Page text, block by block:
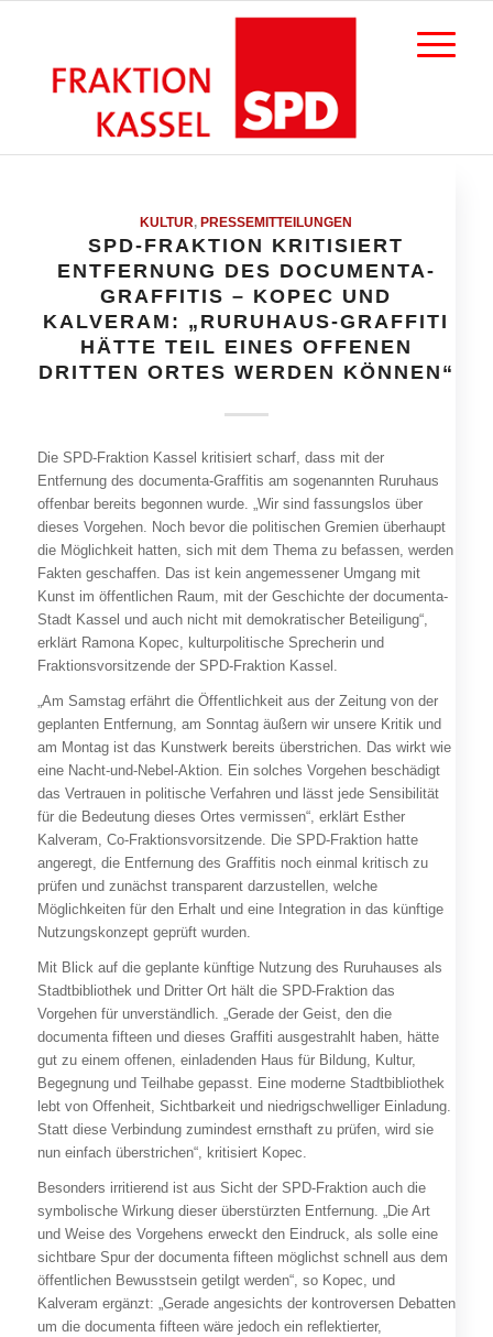
KULTUR,PRESSEMITTEILUNGEN
SPD-FRAKTION KRITISIERT
ENTFERNUNG DES DOCUMENTA-
GRAFFITIS – KOPEC UND
KALVERAM: „RURUHAUS-GRAFFITI
HÄTTE TEIL EINES OFFENEN
DRITTEN ORTES WERDEN KÖNNEN“
Die SPD-Fraktion Kassel kritisiert scharf, dass mit der
Entfernung des documenta-Graffitis am sogenannten Ruruhaus
offenbar bereits begonnen wurde. „Wir sind fassungslos über
dieses Vorgehen. Noch bevor die politischen Gremien überhaupt
die Möglichkeit hatten, sich mit dem Thema zu befassen, werden
Fakten geschaffen. Das ist kein angemessener Umgang mit
Kunst im öffentlichen Raum, mit der Geschichte der documenta-
Stadt Kassel und auch nicht mit demokratischer Beteiligung“,
erklärt Ramona Kopec, kulturpolitische Sprecherin und
Fraktionsvorsitzende der SPD-Fraktion Kassel.
„Am Samstag erfährt die Öffentlichkeit aus der Zeitung von der
geplanten Entfernung, am Sonntag äußern wir unsere Kritik und
am Montag ist das Kunstwerk bereits überstrichen. Das wirkt wie
eine Nacht-und-Nebel-Aktion. Ein solches Vorgehen beschädigt
das Vertrauen in politische Verfahren und lässt jede Sensibilität
für die Bedeutung dieses Ortes vermissen“, erklärt Esther
Kalveram, Co-Fraktionsvorsitzende. Die SPD-Fraktion hatte
angeregt, die Entfernung des Graffitis noch einmal kritisch zu
prüfen und zunächst transparent darzustellen, welche
Möglichkeiten für den Erhalt und eine Integration in das künftige
Nutzungskonzept geprüft wurden.
Mit Blick auf die geplante künftige Nutzung des Ruruhauses als
Stadtbibliothek und Dritter Ort hält die SPD-Fraktion das
Vorgehen für unverständlich. „Gerade der Geist, den die
documenta fifteen und dieses Graffiti ausgestrahlt haben, hätte
gut zu einem offenen, einladenden Haus für Bildung, Kultur,
Begegnung und Teilhabe gepasst. Eine moderne Stadtbibliothek
lebt von Offenheit, Sichtbarkeit und niedrigschwelliger Einladung.
Statt diese Verbindung zumindest ernsthaft zu prüfen, wird sie
nun einfach überstrichen“, kritisiert Kopec.
Besonders irritierend ist aus Sicht der SPD-Fraktion auch die
symbolische Wirkung dieser überstürzten Entfernung. „Die Art
und Weise des Vorgehens erweckt den Eindruck, als solle eine
sichtbare Spur der documenta fifteen möglichst schnell aus dem
öffentlichen Bewusstsein getilgt werden“, so Kopec, und
Kalveram ergänzt: „Gerade angesichts der kontroversen Debatten
um die documenta fifteen wäre jedoch ein reflektierter,